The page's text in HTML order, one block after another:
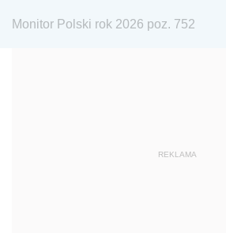
1975 1974
1959
Monitor Polski rok 2026 poz. 752
REKLAMA